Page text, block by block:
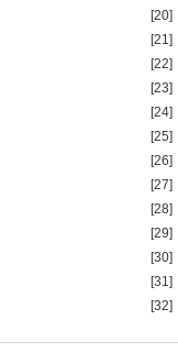
[20]
[21]
[22]
[23]
[24]
[25]
[26]
[27]
[28]
[29]
[30]
[31]
[32]